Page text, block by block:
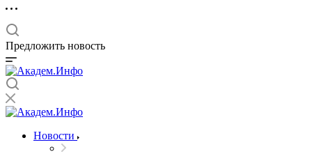
Предложить новость
Новости